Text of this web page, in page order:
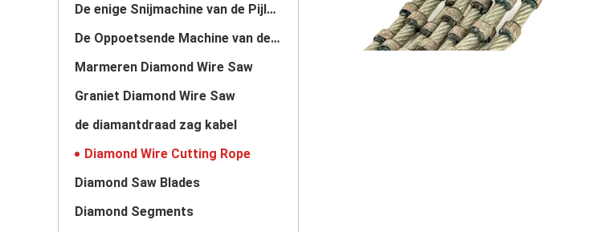
De enige Snijmachine van de Pijlersteen
De Oppoetsende Machine van de steenplak
Marmeren Diamond Wire Saw
Graniet Diamond Wire Saw
de diamantdraad zag kabel
Diamond Wire Cutting Rope
Diamond Saw Blades
Diamond Segments